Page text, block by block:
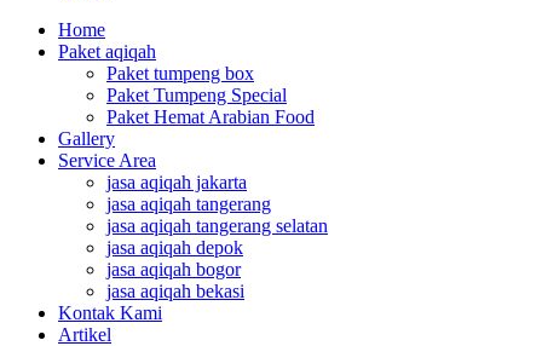
Home
Paket aqiqah
Paket tumpeng box
Paket Tumpeng Special
Paket Hemat Arabian Food
Gallery
Service Area
jasa aqiqah jakarta
jasa aqiqah tangerang
jasa aqiqah tangerang selatan
jasa aqiqah depok
jasa aqiqah bogor
jasa aqiqah bekasi
Kontak Kami
Artikel